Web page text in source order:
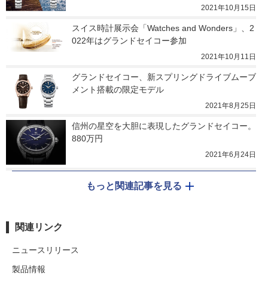
2021年10月15日
スイス時計展示会「Watches and Wonders」、2
022年はグランドセイコー参加
2021年10月11日
グランドセイコー、新スプリングドライブムーブ
メント搭載の限定モデル
2021年8月25日
信州の星空を大胆に表現したグランドセイコー。
880万円
2021年6月24日
もっと関連記事を見る
関連リンク
ニュースリリース
製品情報